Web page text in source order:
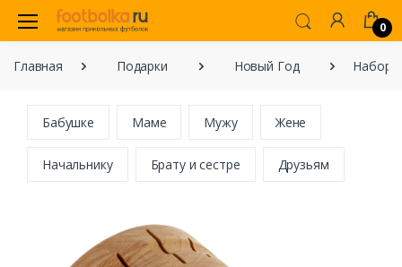
0
Главная Подарки Новый Год Набор
Бабушке Маме Мужу Жене
Начальнику Брату и сестре Друзьям